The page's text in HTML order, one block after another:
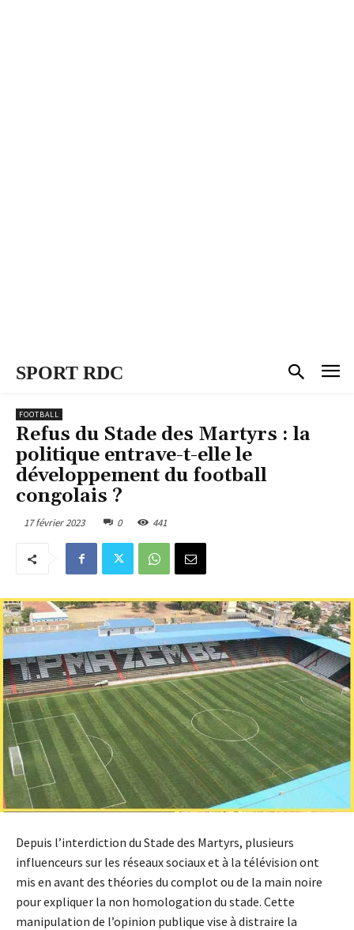
SPORT RDC
FOOTBALL
Refus du Stade des Martyrs : la
politique entrave-t-elle le
développement du football
congolais ?
17 février 2023 0 441
Depuis l’interdiction du Stade des Martyrs, plusieurs
influenceurs sur les réseaux sociaux et à la télévision ont
mis en avant des théories du complot ou de la main noire
pour expliquer la non homologation du stade. Cette
manipulation de l’opinion publique vise à distraire la